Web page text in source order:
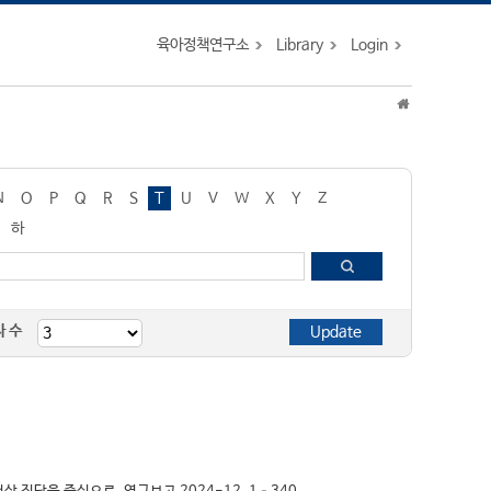
육아정책연구소 Library Login
O P Q R S T U V W X Y
Z
하
수